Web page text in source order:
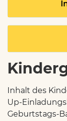
Inhalt des
Up-
Geburtstags-